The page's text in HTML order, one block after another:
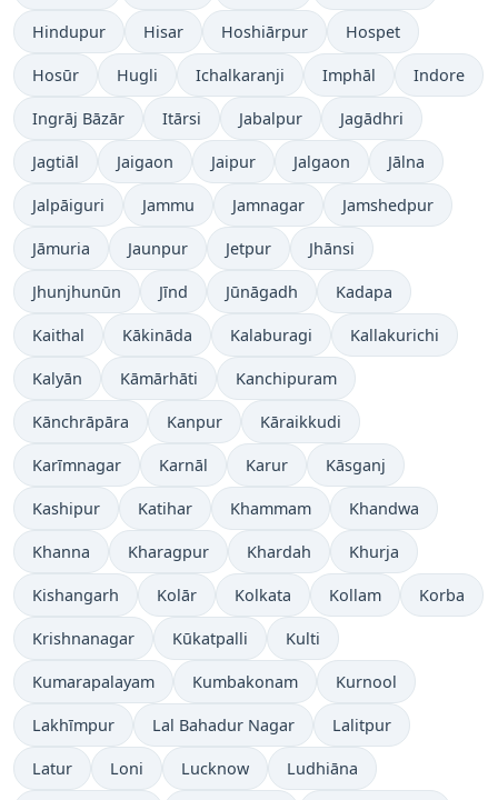
Hindupur Hisar Hoshiārpur Hospet
Hosūr Hugli Ichalkaranji Imphāl Indore
Ingrāj Bāzār Itārsi Jabalpur Jagādhri
Jagtiāl Jaigaon Jaipur Jalgaon Jālna
Jalpāiguri Jammu Jamnagar Jamshedpur
Jāmuria Jaunpur Jetpur Jhānsi
Jhunjhunūn Jīnd Jūnāgadh Kadapa
Kaithal Kākināda Kalaburagi Kallakurichi
Kalyān Kāmārhāti Kanchipuram
Kānchrāpāra Kanpur Kāraikkudi
Karīmnagar Karnāl Karur Kāsganj
Kashipur Katihar Khammam Khandwa
Khanna Kharagpur Khardah Khurja
Kishangarh Kolār Kolkata Kollam Korba
Krishnanagar Kūkatpalli Kulti
Kumarapalayam Kumbakonam Kurnool
Lakhīmpur Lal Bahadur Nagar Lalitpur
Latur Loni Lucknow Ludhiāna